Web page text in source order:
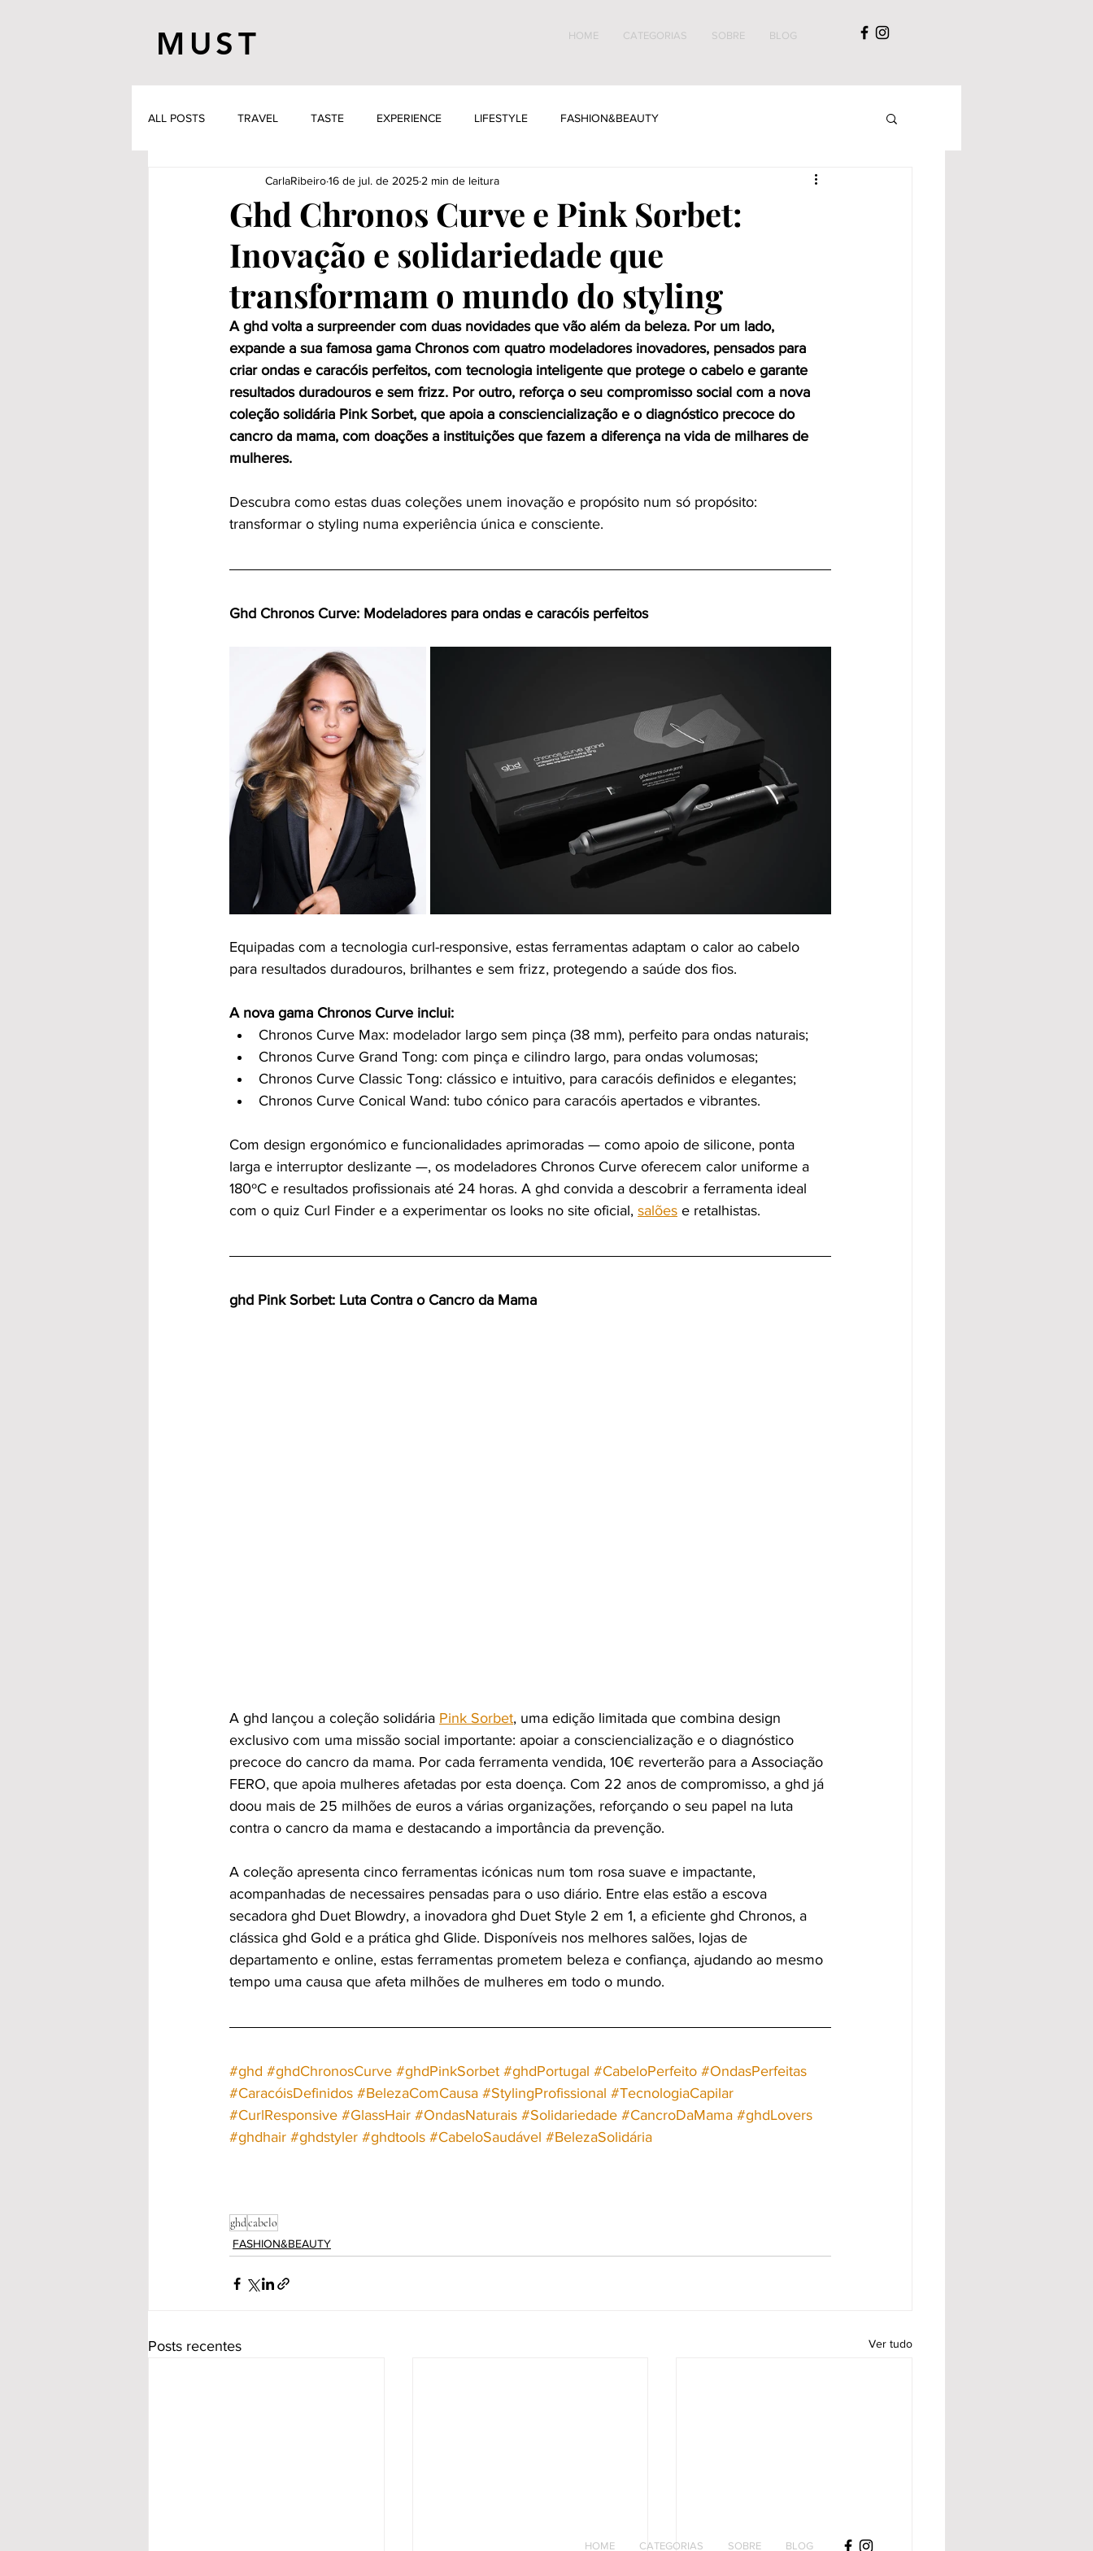
MUST HOME CATEGORIAS SOBRE BLOG
ALL POSTS TRAVEL TASTE EXPERIENCE LIFESTYLE FASHION&BEAUTY
Ghd Chronos Curve e Pink Sorbet:
Inovação e solidariedade que
transformam o mundo do styling
CarlaRibeiro16 de jul. de 2025 2 min de leitura
A ghd volta a surpreender com duas novidades que vão além da beleza. Por um lado,
expande a sua famosa gama Chronos com quatro modeladores inovadores, pensados para
criar ondas e caracóis perfeitos, com tecnologia inteligente que protege o cabelo e garante
resultados duradouros e sem frizz. Por outro, reforça o seu compromisso social com a nova
coleção solidária Pink Sorbet, que apoia a consciencialização e o diagnóstico precoce do
cancro da mama, com doações a instituições que fazem a diferença na vida de milhares de
mulheres.
Descubra como estas duas coleções unem inovação e propósito num só propósito:
transformar o styling numa experiência única e consciente.
Ghd Chronos Curve: Modeladores para ondas e caracóis perfeitos
Equipadas com a tecnologia curl-responsive, estas ferramentas adaptam o calor ao cabelo
para resultados duradouros, brilhantes e sem frizz, protegendo a saúde dos fios.
A nova gama Chronos Curve inclui:
Chronos Curve Max: modelador largo sem pinça (38 mm), perfeito para ondas naturais;
Chronos Curve Grand Tong: com pinça e cilindro largo, para ondas volumosas;
Chronos Curve Classic Tong: clássico e intuitivo, para caracóis definidos e elegantes;
Chronos Curve Conical Wand: tubo cónico para caracóis apertados e vibrantes.
Com design ergonómico e funcionalidades aprimoradas — como apoio de silicone, ponta
larga e interruptor deslizante —, os modeladores Chronos Curve oferecem calor uniforme a
180ºC e resultados profissionais até 24 horas. A ghd convida a descobrir a ferramenta ideal
com o quiz Curl Finder e a experimentar os looks no site oficial, salões e retalhistas.
ghd Pink Sorbet: Luta Contra o Cancro da Mama
A ghd lançou a coleção solidária Pink Sorbet, uma edição limitada que combina design
exclusivo com uma missão social importante: apoiar a consciencialização e o diagnóstico
precoce do cancro da mama. Por cada ferramenta vendida, 10€ reverterão para a Associação
FERO, que apoia mulheres afetadas por esta doença. Com 22 anos de compromisso, a ghd já
doou mais de 25 milhões de euros a várias organizações, reforçando o seu papel na luta
contra o cancro da mama e destacando a importância da prevenção.
A coleção apresenta cinco ferramentas icónicas num tom rosa suave e impactante,
acompanhadas de necessaires pensadas para o uso diário. Entre elas estão a escova
secadora ghd Duet Blowdry, a inovadora ghd Duet Style 2 em 1, a eficiente ghd Chronos, a
clássica ghd Gold e a prática ghd Glide. Disponíveis nos melhores salões, lojas de
departamento e online, estas ferramentas prometem beleza e confiança, ajudando ao mesmo
tempo uma causa que afeta milhões de mulheres em todo o mundo.
#ghd #ghdChronosCurve #ghdPinkSorbet #ghdPortugal #CabeloPerfeito #OndasPerfeitas
#CaracóisDefinidos #BelezaComCausa #StylingProfissional #TecnologiaCapilar
#CurlResponsive #GlassHair #OndasNaturais #Solidariedade #CancroDaMama #ghdLovers
#ghdhair #ghdstyler #ghdtools #CabeloSaudável #BelezaSolidária
ghdcabelo
FASHION&BEAUTY
Posts recentes Ver tudo
HOME CATEGORIAS SOBRE BLOG